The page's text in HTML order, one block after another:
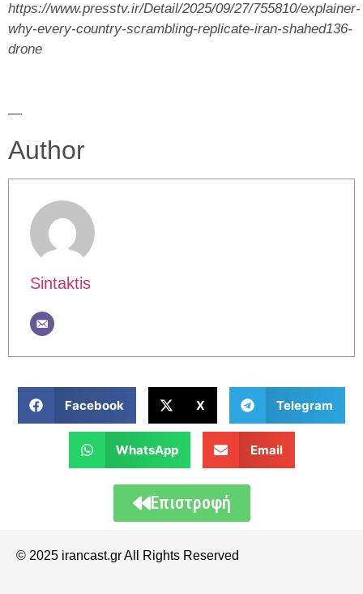
https://www.presstv.ir/Detail/2025/09/27/755810/explainer-
why-every-country-scrambling-replicate-iran-shahed136-
drone
—
Author
Sintaktis
Facebook X Telegram
WhatsApp Email
Επιστροφή
© 2025 irancast.gr All Rights Reserved